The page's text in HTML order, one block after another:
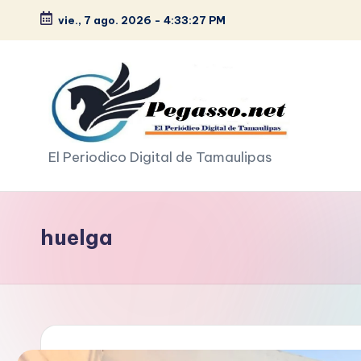
Saltar
contenido
vie., 7 ago. 2026 - 4:33:28 PM
p
e
g
s
o
El Periodico Digital de Tamaulipas
huelga